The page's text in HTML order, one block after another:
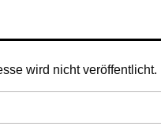
wird nicht veröffentlicht.